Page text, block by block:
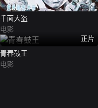
千面大盗
电影
正片
青春鼓王
电影